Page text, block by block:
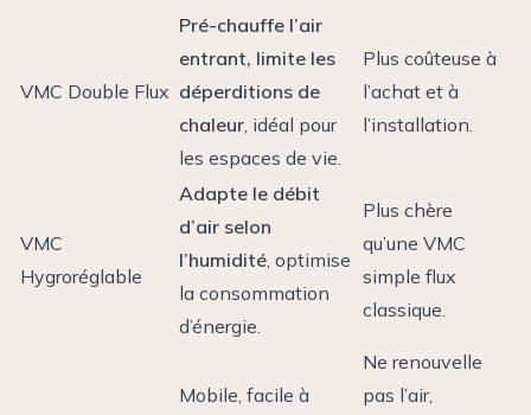
VMC Double Flux
Pré-chauffe l’air
entrant, limite les
déperditions de
chaleur, idéal pour
les espaces de vie.
Plus coûteuse à
l’achat et à
l’installation.
VMC
Hygroréglable
Adapte le débit
d’air selon
l’humidité, optimise
la consommation
d’énergie.
Plus chère
qu’une VMC
simple flux
classique.
Mobile, facile à
Ne renouvelle
pas l’air,